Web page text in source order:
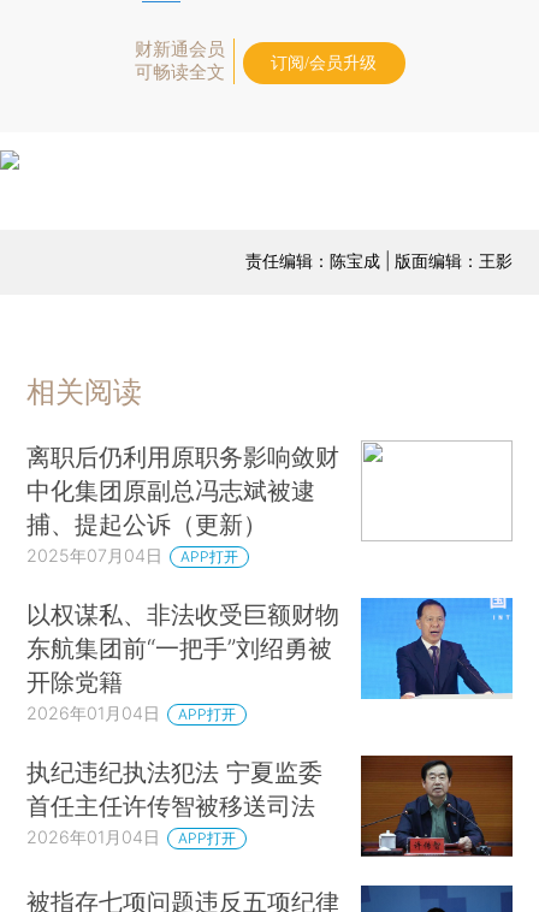
财新通会员
可畅读全文
订阅/会员升级
责任编辑：陈宝成 | 版面编辑：王影
相关阅读
离职后仍利用原职务影响敛财
中化集团原副总冯志斌被逮
捕、提起公诉（更新）
2025年07月04日 APP打开
以权谋私、非法收受巨额财物
东航集团前“一把手”刘绍勇被
开除党籍
2026年01月04日 APP打开
执纪违纪执法犯法 宁夏监委
首任主任许传智被移送司法
2026年01月04日 APP打开
被指存七项问题违反五项纪律